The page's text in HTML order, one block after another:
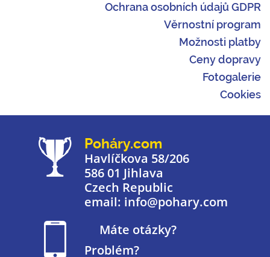
Ochrana osobních údajů GDPR
Věrnostní program
Možnosti platby
Ceny dopravy
Fotogalerie
Cookies
Poháry.com
Havlíčkova 58/206
586 01 Jihlava
Czech Republic
email: info@pohary.com
Máte otázky?
Problém?